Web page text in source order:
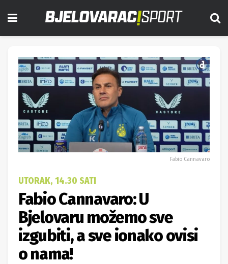
Fabio Cannavaro
UTORAK, 14.30 SATI
Fabio Cannavaro: U
Bjelovaru možemo sve
izgubiti, a sve ionako ovisi
o nama!